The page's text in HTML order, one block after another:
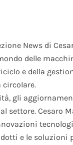
News di
delle
e della
gli
settore. Cesaro
e le soluzioni